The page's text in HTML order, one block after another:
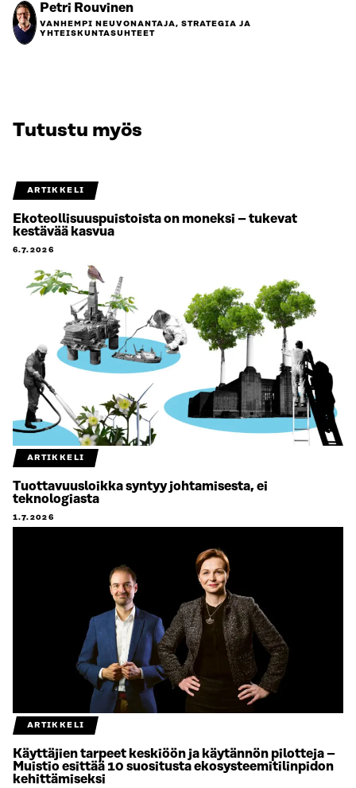
Petri Rouvinen
VANHEMPI NEUVONANTAJA, STRATEGIA JA
YHTEISKUNTASUHTEET
Tutustu myös
ARTIKKELI
Ekoteollisuuspuistoista on moneksi – tukevat
kestävää kasvua
6.7.2026
ARTIKKELI
Tuottavuusloikka syntyy johtamisesta, ei
teknologiasta
1.7.2026
ARTIKKELI
Käyttäjien tarpeet keskiöön ja käytännön pilotteja –
Muistio esittää 10 suositusta ekosysteemitilinpidon
kehittämiseksi